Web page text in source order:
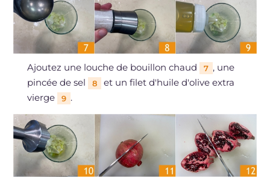
Ajoutez une louche de bouillon chaud 7 , une
pincée de sel
8
et un filet d'huile d'olive extra
vierge
9 .